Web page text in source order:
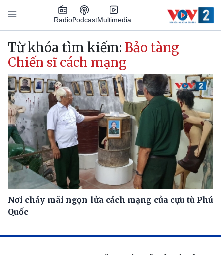
Nhảy đến nội dung
RadioPodcastMultimedia
Main navigation
Từ khóa tìm kiếm: Bảo tàng
Chiến sĩ cách mạng
Nơi cháy mãi ngọn lửa cách mạng của cựu tù Phú
Quốc